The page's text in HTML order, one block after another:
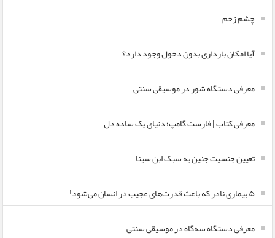
چشم زخم
آیا امکان بارداری بدون دخول وجود دارد؟
معرفی دستگاه شور در موسیقی سنتی
معرفی کتاب | فارست گامپ؛ دنیای یک ساده دل
تعیین جنسیت جنین به سبک ابن سینا
۵ بیماری نادر که باعث قدرت‌های عجیب در انسان می‌شود!
معرفی دستگاه سه‌گاه در موسیقی سنتی